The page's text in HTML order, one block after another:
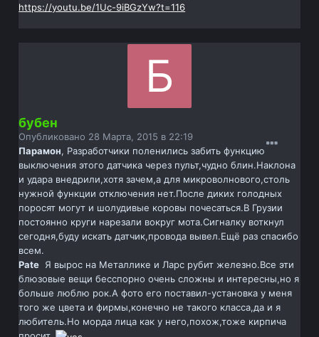
https://youtu.be/1Uc-9iBGzYw?t=116
бубен
Опубликовано 28 Марта, 2015 в 22:19
Парамон, Разработчики поленились забить функцию
выключения этого датчика через пульт,чудно блин.Наклона
и удара внедрили,хотя зачем,а для микроволнового,столь
нужной функции отключения нет.После диких голодных
поросят могут и шолудивые коровы почесаться.В Грузии
постоянно круги нарезали вокруг мота.Сигналку воткнул
сегодня,буду искать датчик,провода вывел.Ещё раз спасибо
всем.
Pate Я вырос на Металлике и Ларс рубит железно.Все эти
блюзовые вещи бесспорно очень сложны и интересны,но я
больше люблю рок.А фото его поставил-установка у меня
того же цвета и фирмы,конечно не такого класса,да и я
любитель.Но морда лица как у него,похож,тоже кирпича